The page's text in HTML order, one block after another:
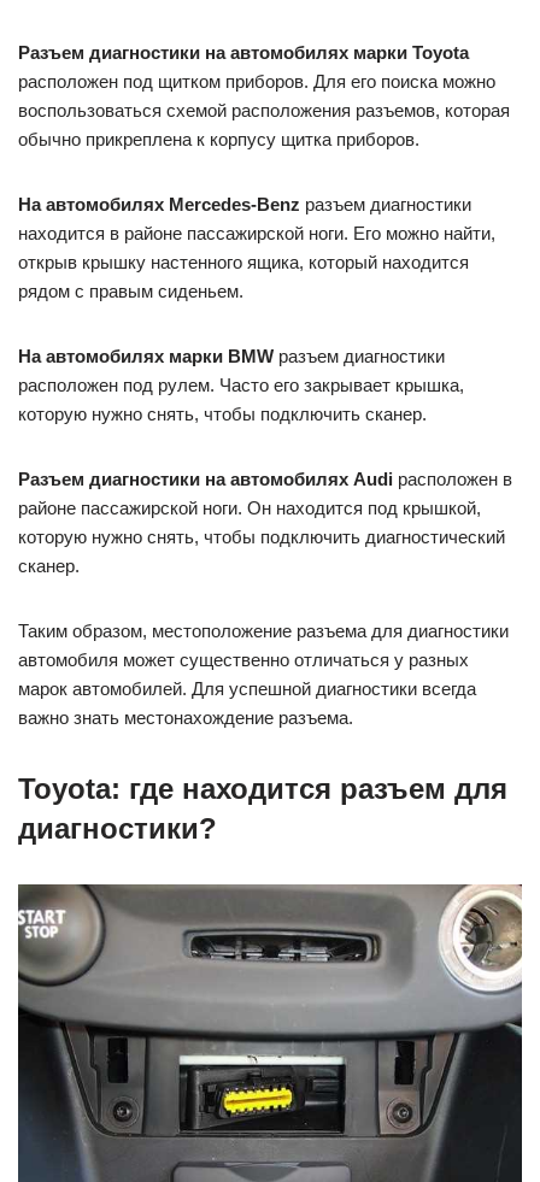
Разъем диагностики на автомобилях марки Toyota
расположен под щитком приборов. Для его поиска можно
воспользоваться схемой расположения разъемов, которая
обычно прикреплена к корпусу щитка приборов.
На автомобилях Mercedes-Benz разъем диагностики
находится в районе пассажирской ноги. Его можно найти,
открыв крышку настенного ящика, который находится
рядом с правым сиденьем.
На автомобилях марки BMW разъем диагностики
расположен под рулем. Часто его закрывает крышка,
которую нужно снять, чтобы подключить сканер.
Разъем диагностики на автомобилях Audi расположен в
районе пассажирской ноги. Он находится под крышкой,
которую нужно снять, чтобы подключить диагностический
сканер.
Таким образом, местоположение разъема для диагностики
автомобиля может существенно отличаться у разных
марок автомобилей. Для успешной диагностики всегда
важно знать местонахождение разъема.
Toyota: где находится разъем для
диагностики?